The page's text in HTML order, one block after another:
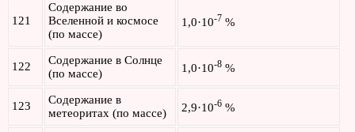
121
Содержание во
Вселенной и космосе
(по массе)
1,0·10-7 %
122
Содержание в Солнце
(по массе)
1,0·10-8 %
123
Содержание в
метеоритах (по массе)
2,9·10-6 %